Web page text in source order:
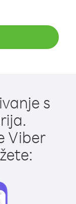
s
Viber